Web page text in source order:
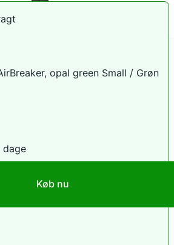
opal green Small / Grøn
dage
Køb nu